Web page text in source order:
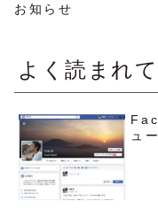
お知らせ
よく読まれ
ュ